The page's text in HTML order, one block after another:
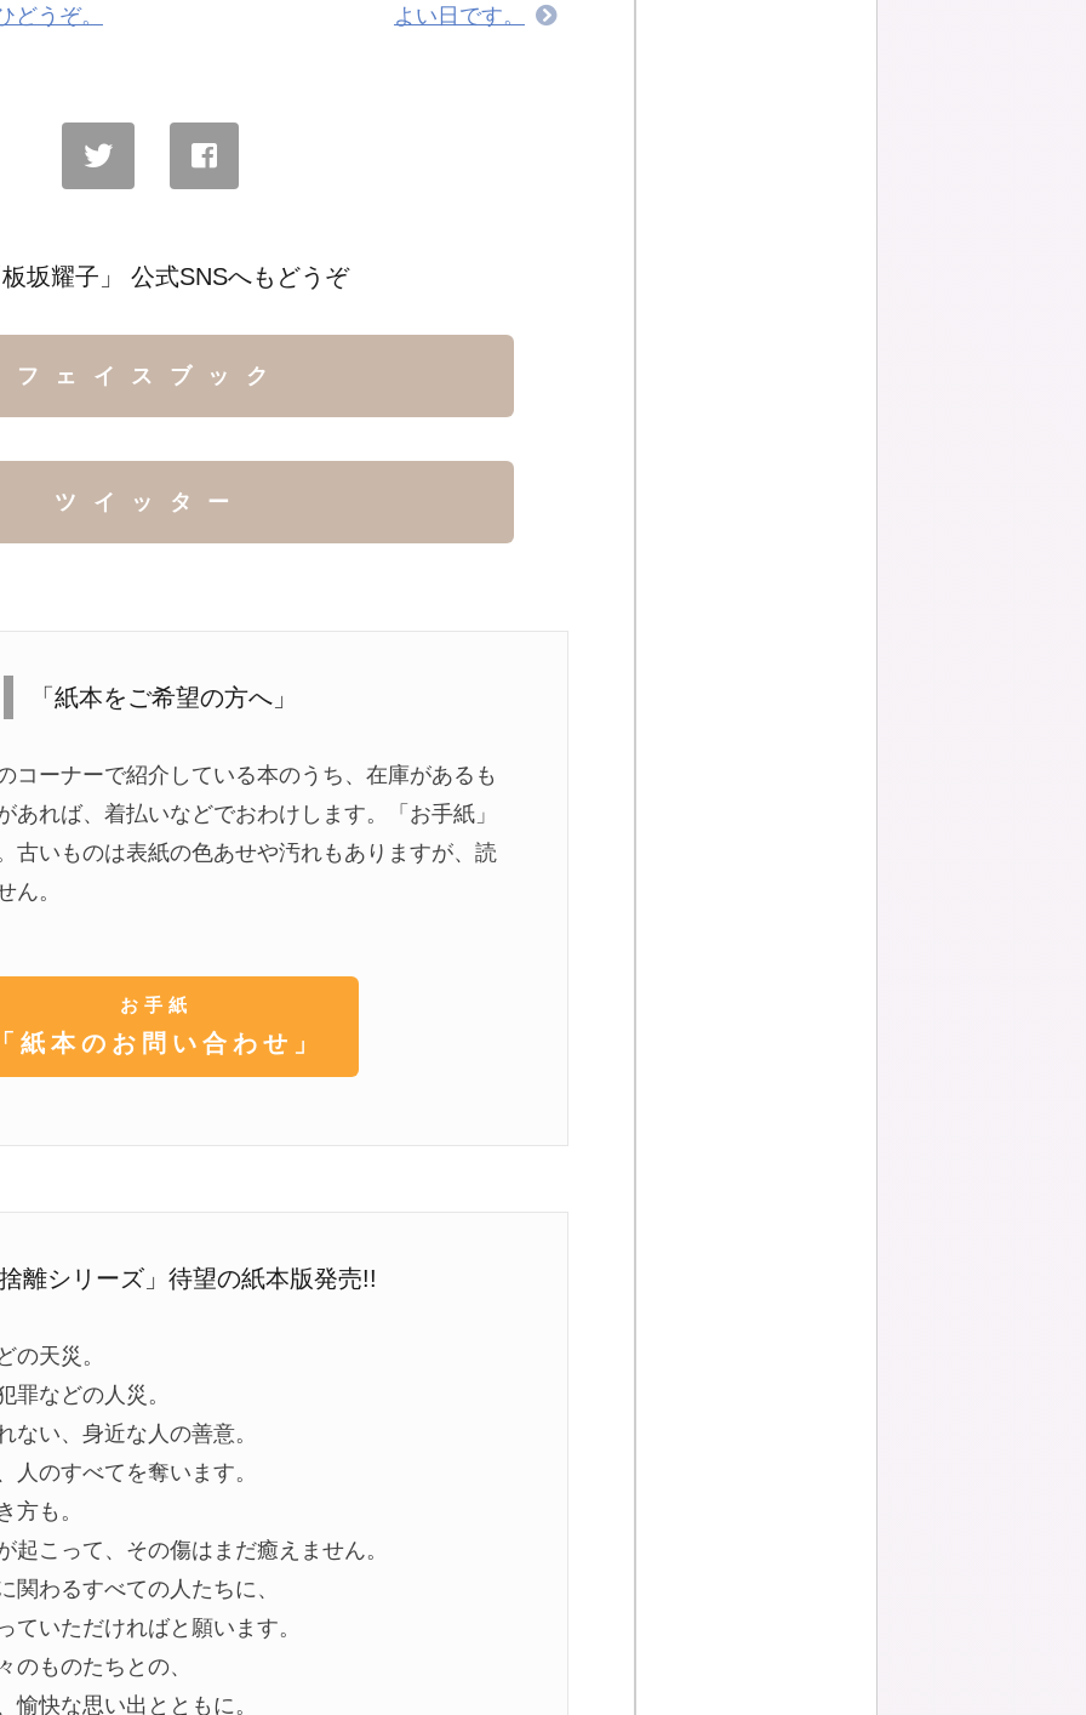
どうぞ。 よい日です。
坂耀子」 公式SNSへもどうぞ
フェイスブック
ツイッター
「紙本をご希望の方へ」
コーナーで紹介している本のうち、在庫があるも
あれば、着払いなどでおわけします。「お手紙」
古いものは表紙の色あせや汚れもありますが、読
ん。
お手紙
紙本のお問い合わせ」
離シリーズ」待望の紙本版発売!!
の天災。
罪などの人災。
ない、身近な人の善意。
人のすべてを奪います。
方も。
起こって、その傷はまだ癒えません。
関わるすべての人たちに、
ていただければと願います。
のものたちとの、
愉快な思い出とともに。